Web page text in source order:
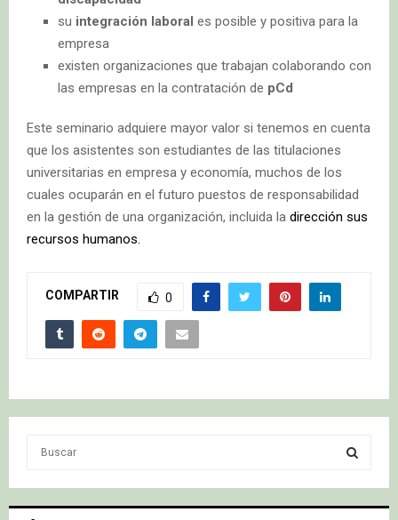
su integración laboral es posible y positiva para la
empresa
existen organizaciones que trabajan colaborando con
las empresas en la contratación de pCd
Este seminario adquiere mayor valor si tenemos en cuenta
que los asistentes son estudiantes de las titulaciones
universitarias en empresa y economía, muchos de los
cuales ocuparán en el futuro puestos de responsabilidad
en la gestión de una organización, incluida la dirección sus
recursos humanos.
COMPARTIR 0
S